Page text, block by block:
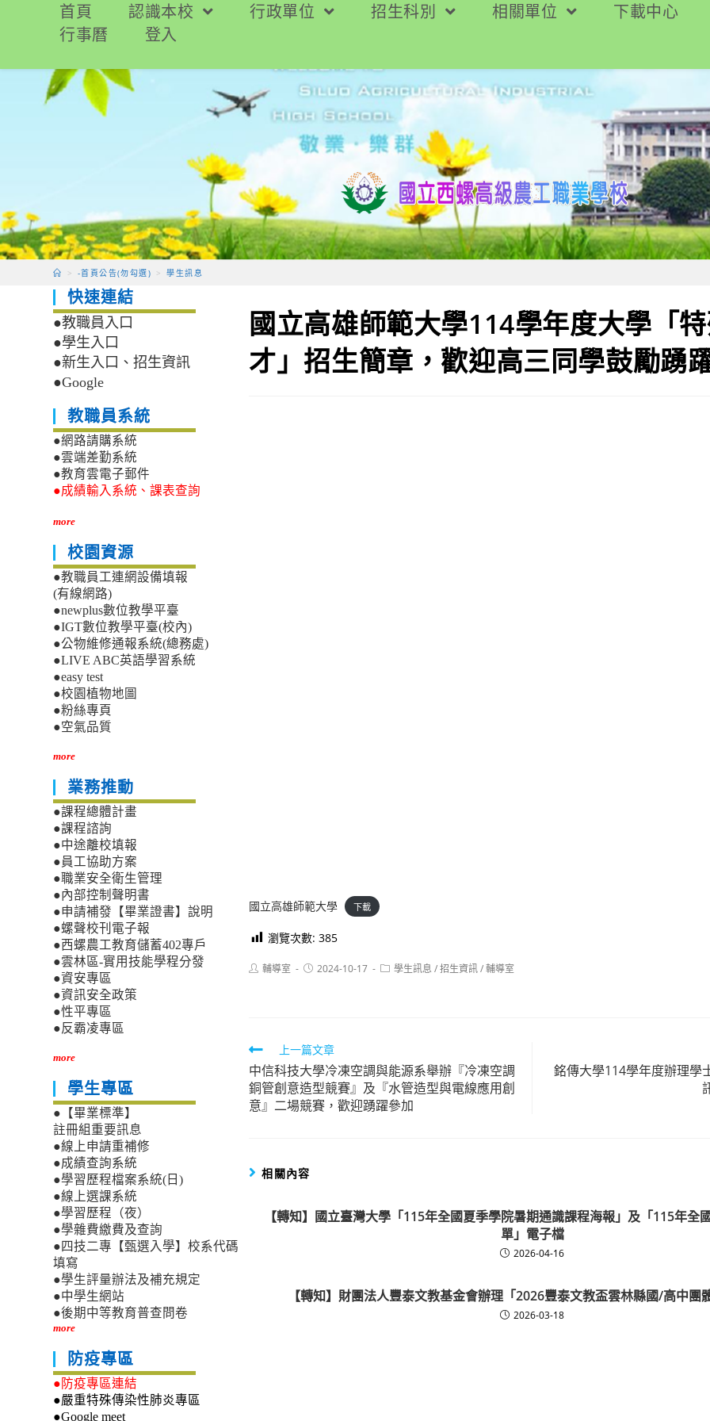
要
首頁 認識本校 行政單位 招生科別 相關單位 下載中心
行事曆
登入
> -首頁公告(勿勾選) > 學生訊息
國立高雄師範大學114學年度大學「
才」招生簡章，歡迎高三同學鼓勵踴
國立高雄師範大學 下載
瀏覽次數: 385
Post輔導室
Post2024-10-17
Post學生訊息 /招生資訊/輔導室
Read
more
articles
上一篇文章
中信科技大學冷凍空調與能源系舉辦『冷凍空調
銅管創意造型競賽』及『水管造型與電線應用創
意』二場競賽，歡迎踴躍參加
銘傳大學114學年度辦理學
相關內容
【轉知】國立臺灣大學「115年全國夏季學院暑期通識課程海報」及「115年全
單」電子檔
2026-04-16
【轉知】財團法人豐泰文教基金會辦理「2026豐泰文教盃雲林縣國/高中團
2026-03-18
快速連結
●教職員入口
●學生入口
●新生入口、招生資訊
●Google
教職員系統
●網路請購系統
●雲端差勤系統
●教育雲電子郵件
●成績輸入系統、課表查詢
more
校園資源
●教職員工連網設備填報
(有線網路)
●newplus數位教學平臺
●IGT數位教學平臺(校內)
●公物維修通報系統(總務處)
●LIVE ABC英語學習系統
●easy test
●校園植物地圖
●粉絲專頁
●空氣品質
more
業務推動
●課程總體計畫
●課程諮詢
●中途離校填報
●員工協助方案
●職業安全衛生管理
●內部控制聲明書
●申請補發【畢業證書】說明
●螺聲校刊電子報
●西螺農工教育儲蓄402專戶
●雲林區-實用技能學程分發
●資安專區
●資訊安全政策
●性平專區
●反霸凌專區
more
學生專區
●【畢業標準】
註冊組重要訊息
●線上申請重補修
●成績查詢系統
●學習歷程檔案系統(日)
●線上選課系統
●學習歷程（夜）
●學雜費繳費及查詢
●四技二專【甄選入學】校系代碼
填寫
●學生評量辦法及補充規定
●中學生網站
●後期中等教育普查問卷
more
防疫專區
●防疫專區連結
●嚴重特殊傳染性肺炎專區
●Google meet